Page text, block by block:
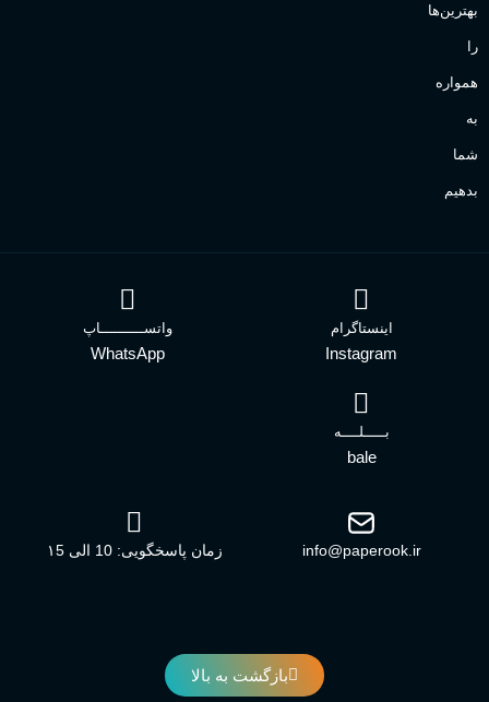
بهترین‌ها
را
همواره
به
شما
بدهیم
اینستاگرام
Instagram
واتســــــــــاپ
WhatsApp
بـــــلــــه
bale
info@paperook.ir زمان پاسخگویی: 10 الی ۱5
بازگشت به بالا